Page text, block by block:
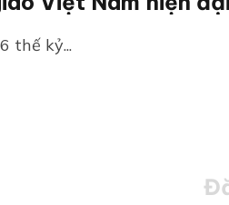
thế kỷ...